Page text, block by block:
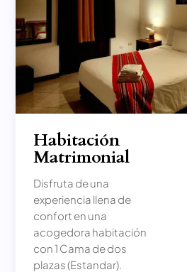
Habitación
Matrimonial
Disfruta de una
experiencia llena de
confort en una
acogedora habitación
con 1 Cama de dos
plazas (Estandar).